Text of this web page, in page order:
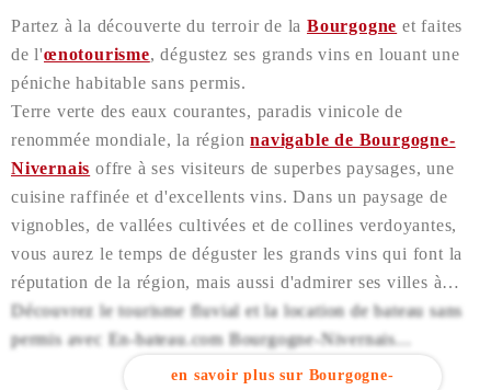
Partez à la découverte du terroir de la Bourgogne et faites
de l'œnotourisme, dégustez ses grands vins en louant une
péniche habitable sans permis.
Terre verte des eaux courantes, paradis vinicole de
renommée mondiale, la régionnavigable de Bourgogne-
Nivernais offre à ses visiteurs de superbes paysages, une
cuisine raffinée et d'excellents vins. Dans un paysage de
vignobles, de vallées cultivées et de collines verdoyantes,
vous aurez le temps de déguster les grands vins qui font la
réputation de la région, mais aussi d'admirer ses villes à
l'architecture caractéristique. La région est facile d'accès à
pied et à vélo et la pêche y est bonne : c'est le parfait
endroit pour passer des vacances reposantes, dans un cadre
Découvrez le tourisme fluvial et la location de bateau sans
permis avec En-bateau.com Bourgogne-Nivernais...
en savoir plus sur Bourgogne-